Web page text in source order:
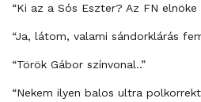
“Ki az a Sós Eszter? Az FN
“Ja, látom, valami sándorklárás
“Török Gábor színvonal..”
“Nekem ilyen balos ultra